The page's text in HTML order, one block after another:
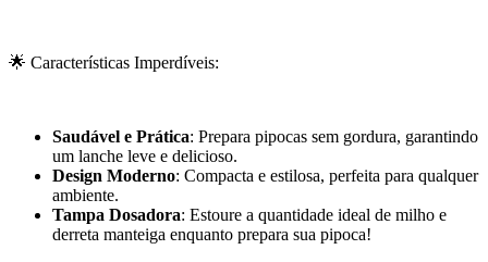
🌟 Características Imperdíveis:
Saudável e Prática: Prepara pipocas sem gordura, garantindo
um lanche leve e delicioso.
Design Moderno: Compacta e estilosa, perfeita para qualquer
ambiente.
Tampa Dosadora: Estoure a quantidade ideal de milho e
derreta manteiga enquanto prepara sua pipoca!